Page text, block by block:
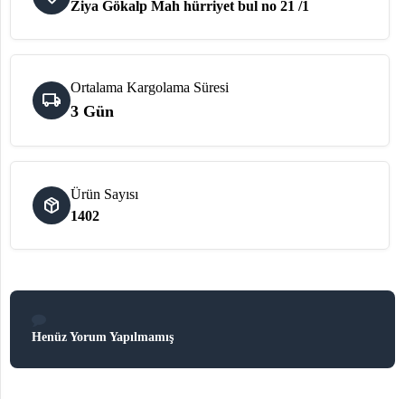
Elektronik
Tunik
T-Shirt
keyboard_arrow_down
Ziya Gökalp Mah hürriyet bul no 21 /1
local_shipping
Ortalama Kargolama Süresi
3 Gün
package_2
Ürün Sayısı
1402
Henüz Yorum Yapılmamış